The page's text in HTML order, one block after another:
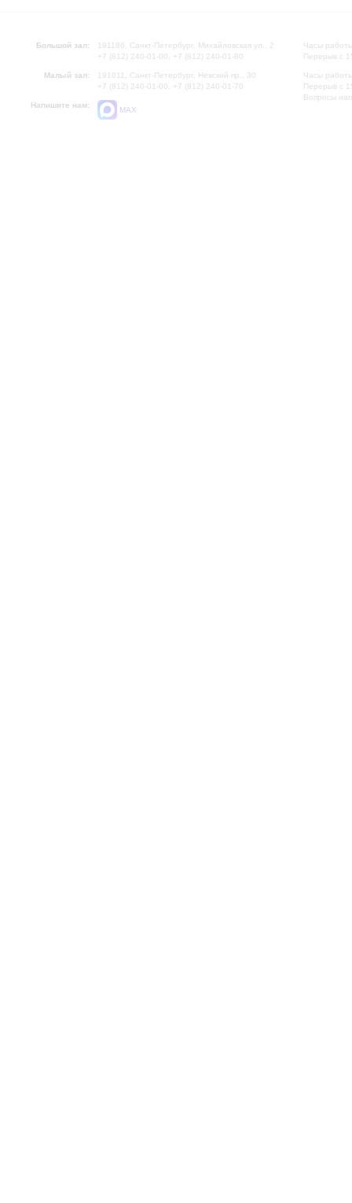
Большой зал:
191186, Санкт-Петербург, Михайловская ул., 2
+7 (812) 240-01-00, +7 (812) 240-01-80
Малый зал:
191011, Санкт-Петербург, Невский пр., 30
+7 (812) 240-01-00, +7 (812) 240-01-70
Напишите нам:
MAX
Часы
Перерыв с
Часы
Перерыв с
Вопросы